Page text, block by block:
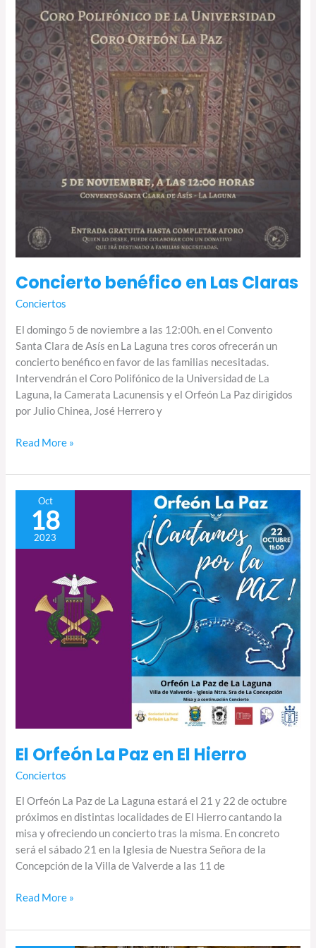
Concierto benéfico en Las Claras
Conciertos
El domingo 5 de noviembre a las 12:00h. en el Convento
Santa Clara de Asís en La Laguna tres coros ofrecerán un
concierto benéfico en favor de las familias necesitadas.
Intervendrán el Coro Polifónico de la Universidad de La
Laguna, la Camerata Lacunensis y el Orfeón La Paz dirigidos
por Julio Chinea, José Herrero y
Read More »
Oct
18
2023
El Orfeón La Paz en El Hierro
Conciertos
El Orfeón La Paz de La Laguna estará el 21 y 22 de octubre
próximos en distintas localidades de El Hierro cantando la
misa y ofreciendo un concierto tras la misma. En concreto
será el sábado 21 en la Iglesia de Nuestra Señora de la
Concepción de la Villa de Valverde a las 11 de
Orfeón
Paz
Hierro
Read More »